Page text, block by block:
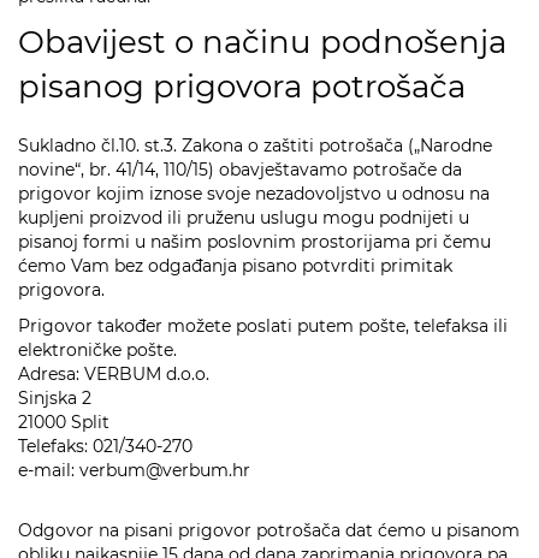
Obavijest o načinu podnošenja
pisanog prigovora potrošača
Sukladno čl.10. st.3. Zakona o zaštiti potrošača („Narodne
novine“, br. 41/14, 110/15) obavještavamo potrošače da
prigovor kojim iznose svoje nezadovoljstvo u odnosu na
kupljeni proizvod ili pruženu uslugu mogu podnijeti u
pisanoj formi u našim poslovnim prostorijama pri čemu
ćemo Vam bez odgađanja pisano potvrditi primitak
prigovora.
Prigovor također možete poslati putem pošte, telefaksa ili
elektroničke pošte.
Adresa: VERBUM d.o.o.
Sinjska 2
21000 Split
Telefaks: 021/340-270
e-mail: verbum@verbum.hr
Odgovor na pisani prigovor potrošača dat ćemo u pisanom